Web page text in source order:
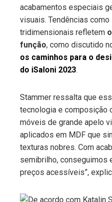
acabamentos especiais
visuais. Tendências
tridimensionais refletem
função, como discutido
os caminhos para o
do iSaloni 2023.
Stammer ressalta que
tecnologia e composição
móveis de grande apelo
aplicados em MDF que
texturas nobres. Com
semibrilho,
preços acessíveis”,